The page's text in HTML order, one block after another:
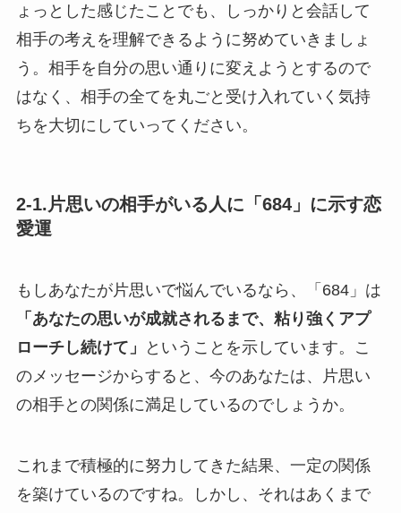
ょっとした感じたことでも、しっかりと会話して
相手の考えを理解できるように努めていきましょ
う。相手を自分の思い通りに変えようとするので
はなく、相手の全てを丸ごと受け入れていく気持
ちを大切にしていってください。
2-1.片思いの相手がいる人に「684」に示す恋
愛運
もしあなたが片思いで悩んでいるなら、「684」は
「あなたの思いが成就されるまで、粘り強くアプ
ローチし続けて」
ということを示しています。こ
のメッセージからすると、今のあなたは、片思い
の相手との関係に満足しているのでしょうか。
これまで積極的に努力してきた結果、一定の関係
を築けているのですね。しかし、それはあくまで